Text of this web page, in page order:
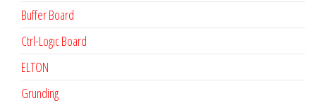
Buffer Board
Ctrl-Logıc Board
ELTON
Grunding